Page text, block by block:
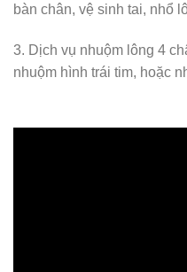
bàn chân, vệ sinh tai, nhổ
3. Dịch vụ nhuộm lông 4
nhuộm hình trái tim, hoặc